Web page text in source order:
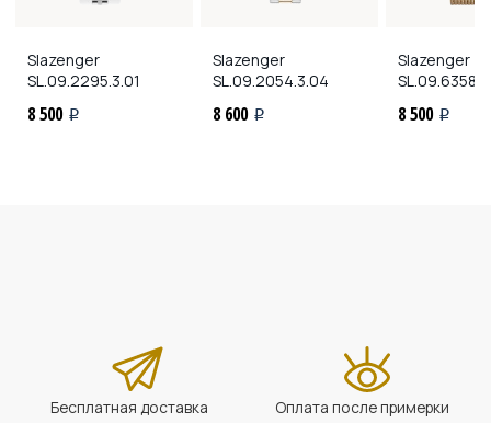
Slazenger
SL.09.2295.3.01
8 500 i
Slazenger
SL.09.2054.3.04
8 600 i
Slazenger
8 500 i
Бесплатная доставка Оплата после примерки